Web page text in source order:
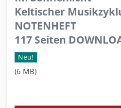
Keltischer
NOTENHEFT
117 Seiten
Neu!
(6 MB)